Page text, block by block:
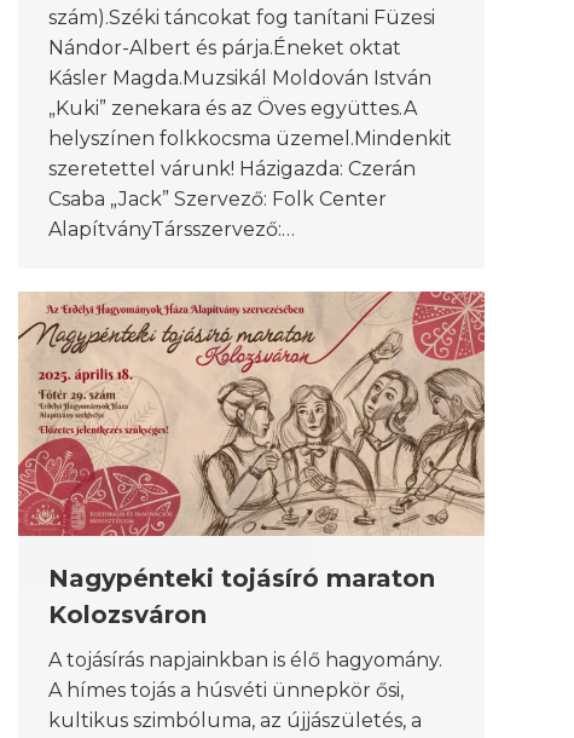
szám).Széki táncokat fog tanítani Füzesi
Nándor-Albert és párja.Éneket oktat
Kásler Magda.Muzsikál Moldován István
„Kuki” zenekara és az Öves együttes.A
helyszínen folkkocsma üzemel.Mindenkit
szeretettel várunk! Házigazda: Czerán
Csaba „Jack” Szervező: Folk Center
AlapítványTársszervező:…
Nagypénteki tojásíró maraton
Kolozsváron
A tojásírás napjainkban is élő hagyomány.
A hímes tojás a húsvéti ünnepkör ősi,
kultikus szimbóluma, az újjászületés, a